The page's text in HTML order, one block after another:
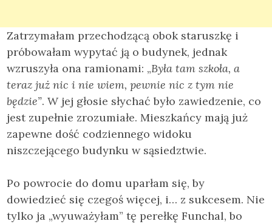
Zatrzymałam przechodzącą obok staruszkę i
próbowałam wypytać ją o budynek, jednak
wzruszyła ona ramionami: „Była tam szkoła, a
teraz już nic i nie wiem, pewnie nic z tym nie
będzie”. W jej głosie słychać było zawiedzenie, co
jest zupełnie zrozumiałe. Mieszkańcy mają już
zapewne dość codziennego widoku
niszczejącego budynku w sąsiedztwie.
Po powrocie do domu uparłam się, by
dowiedzieć się czegoś więcej, i… z sukcesem. Nie
tylko ja „wyuważyłam” tę perełkę Funchal, bo